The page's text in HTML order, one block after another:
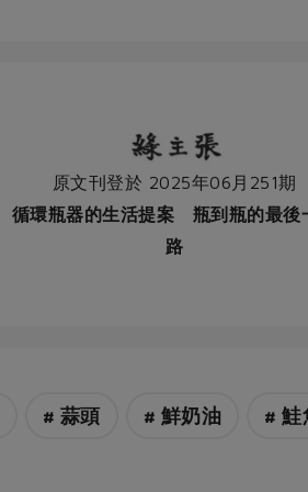
原文刊登於 2025年06月251期
循環瓶器的生活提案 瓶到瓶的最後
路
# 蒜頭 # 鮮奶油 # 鮭